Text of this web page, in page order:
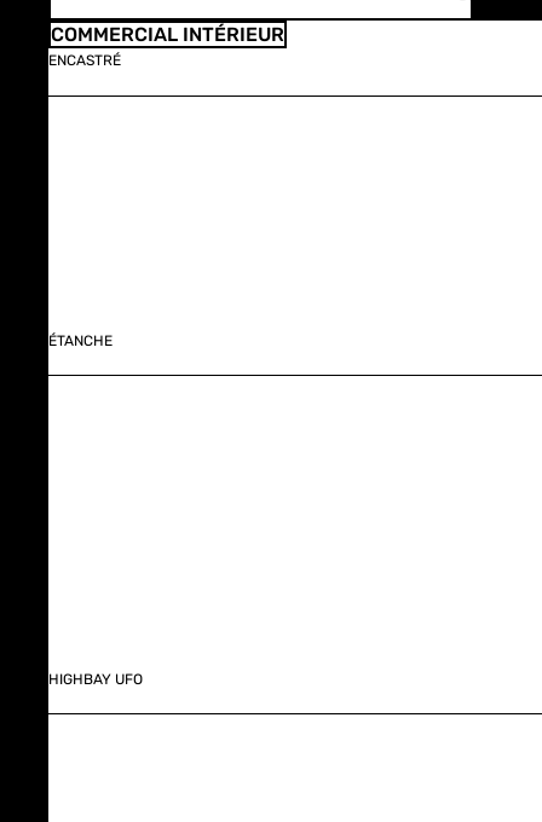
COMMERCIAL INTÉRIEUR
ENCASTRÉ
ÉTANCHE
HIGHBAY UFO